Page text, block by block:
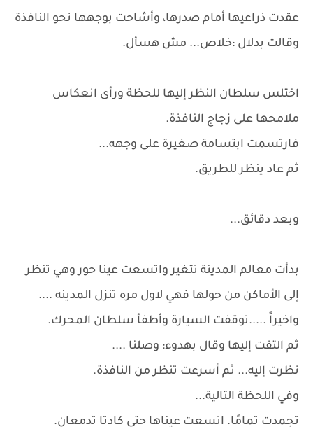
عقدت ذراعيها أمام صدرها، وأشاحت بوجهها نحو النافذة
وقالت بدلال :خلاص... مش هسأل.
اختلس سلطان النظر إليها للحظة ورأى انعكاس
ملامحها على زجاج النافذة.
فارتسمت ابتسامة صغيرة على وجهه...
ثم عاد ينظر للطريق.
وبعد دقائق...
بدأت معالم المدينة تتغير واتسعت عينا حور وهي تنظر
إلى الأماكن من حولها فهي لاول مره تنزل المدينه ....
واخيراً .....توقفت السيارة وأطفأ سلطان المحرك.
ثم التفت إليها وقال بهدوء: وصلنا ....
نظرت إليه... ثم أسرعت تنظر من النافذة.
وفي اللحظة التالية...
تجمدت تمامًا. اتسعت عيناها حتى كادتا تدمعان.